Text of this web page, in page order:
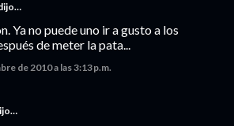
Ya no puede uno ir a gusto a los
de meter la pata...
de 2010 a las 3:13 p.m.